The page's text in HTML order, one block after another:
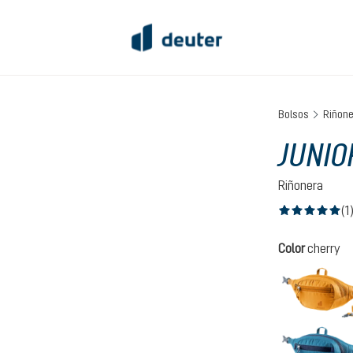
Bolsos
Riñonera
(1)
Seleccione
Colorcherry